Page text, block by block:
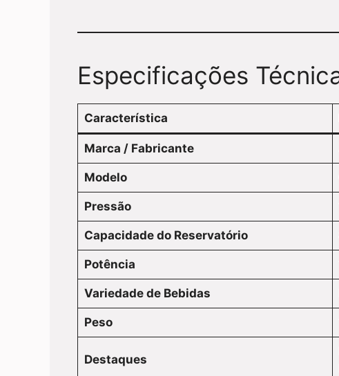
Especificações
Característica
Marca / Fabricante
Modelo
Pressão
Capacidade do Reservatório
Potência
Variedade de Bebidas
Peso
Destaques